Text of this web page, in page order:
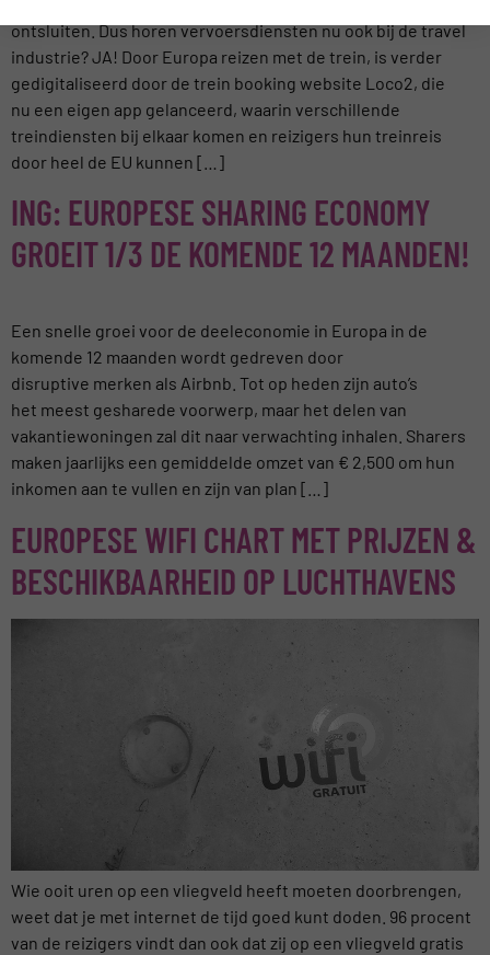
ontsluiten. Dus horen vervoersdiensten nu ook bij de travel
industrie? JA! Door Europa reizen met de trein, is verder
gedigitaliseerd door de trein booking website Loco2, die
nu een eigen app gelanceerd, waarin verschillende
treindiensten bij elkaar komen en reizigers hun treinreis
door heel de EU kunnen […]
ING: EUROPESE SHARING ECONOMY
GROEIT 1/3 DE KOMENDE 12 MAANDEN!
Een snelle groei voor de deeleconomie in Europa in de
komende 12 maanden wordt gedreven door
disruptive merken als Airbnb. Tot op heden zijn auto’s
het meest gesharede voorwerp, maar het delen van
vakantiewoningen zal dit naar verwachting inhalen. Sharers
maken jaarlijks een gemiddelde omzet van € 2,500 om hun
inkomen aan te vullen en zijn van plan […]
EUROPESE WIFI CHART MET PRIJZEN &
BESCHIKBAARHEID OP LUCHTHAVENS
Wie ooit uren op een vliegveld heeft moeten doorbrengen,
weet dat je met internet de tijd goed kunt doden. 96 procent
van de reizigers vindt dan ook dat zij op een vliegveld gratis